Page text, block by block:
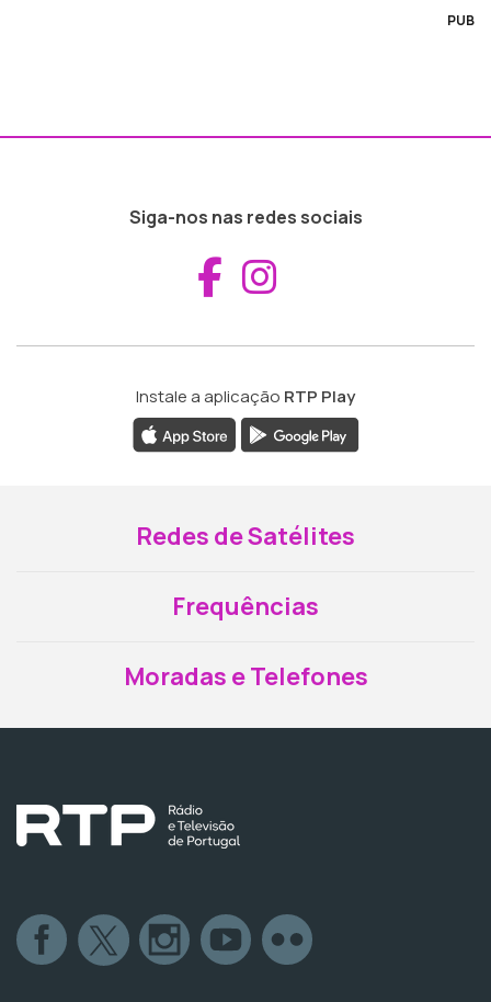
PUB
Siga-nos nas redes sociais
Aceder ao
Instale a aplicação RTP Play
Redes de Satélites
Frequências
Moradas e Telefones